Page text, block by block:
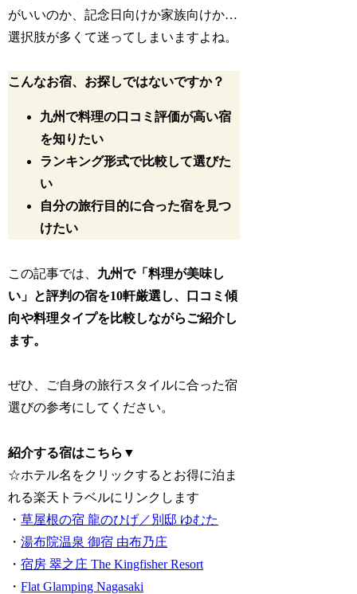
がいいのか、記念日向けか家族向けか…
選択肢が多くて迷ってしまいますよね。
こんなお宿、お探しではないですか？
九州で料理の口コミ評価が高い宿
を知りたい
ランキング形式で比較して選びた
い
自分の旅行目的に合った宿を見つ
けたい
この記事では、 九州で「料理が美味し
い」と評判の宿を10軒厳選し、口コミ傾
向や料理タイプを比較しながらご紹介し
ます。
ぜひ、ご自身の旅行スタイルに合った宿
選びの参考にしてください。
紹介する宿はこちら▼
☆ホテル名をクリックするとお得に泊ま
れる楽天トラベルにリンクします
・草屋根の宿 龍のひげ／別邸 ゆむた
・湯布院温泉 御宿 由布乃庄
・宿房 翠之庄 The Kingfisher Resort
・Flat Glamping Nagasaki